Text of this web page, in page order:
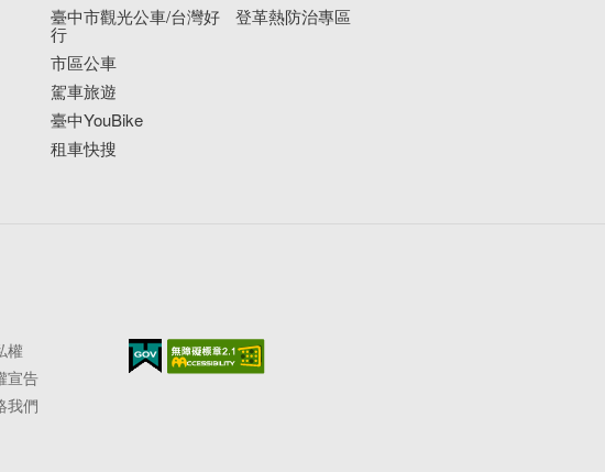
臺中市觀光公車/台灣好
行
市區公車
駕車旅遊
臺中YouBike
租車快搜
登革熱防治專區
權
宣告
我們